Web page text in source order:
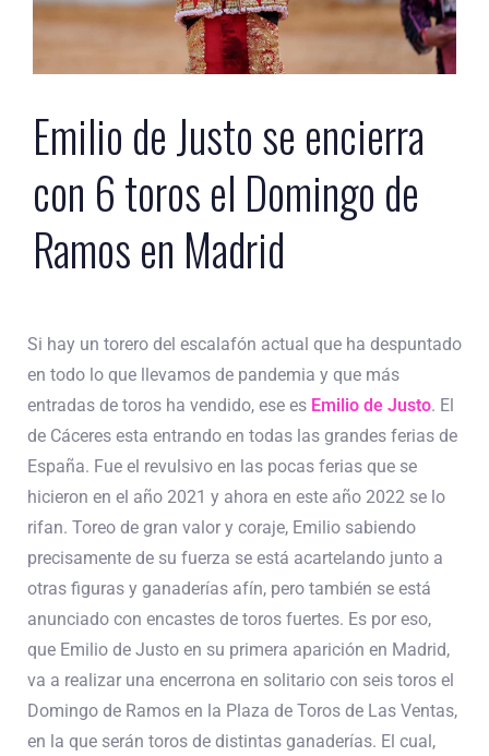
Emilio de Justo se encierra
con 6 toros el Domingo de
Ramos en Madrid
Si hay un torero del escalafón actual que ha despuntado
en todo lo que llevamos de pandemia y que más
entradas de toros ha vendido, ese es Emilio de Justo. El
de Cáceres esta entrando en todas las grandes ferias de
España. Fue el revulsivo en las pocas ferias que se
hicieron en el año 2021 y ahora en este año 2022 se lo
rifan. Toreo de gran valor y coraje, Emilio sabiendo
precisamente de su fuerza se está acartelando junto a
otras figuras y ganaderías afín, pero también se está
anunciado con encastes de toros fuertes. Es por eso,
que Emilio de Justo en su primera aparición en Madrid,
va a realizar una encerrona en solitario con seis toros el
Domingo de Ramos en la Plaza de Toros de Las Ventas,
en la que serán toros de distintas ganaderías. El cual,